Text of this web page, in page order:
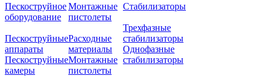
Пескоструйное
оборудование
Пескоструйные
аппараты
Пескоструйные
камеры
Монтажные
пистолеты
Расходные
материалы
Монтажные
пистолеты
Стабилизаторы
Трехфазные
стабилизаторы
Однофазные
стабилизаторы